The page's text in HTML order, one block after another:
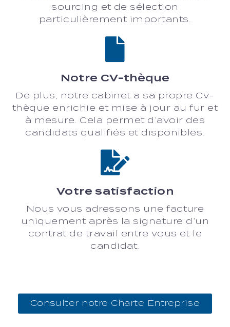
sourcing et de sélection
particulièrement importants.
Notre CV-thèque
De plus, notre cabinet a sa propre Cv-
thèque enrichie et mise à jour au fur et
à mesure. Cela permet d’avoir des
candidats qualifiés et disponibles.
Votre satisfaction
Nous vous adressons une facture
uniquement après la signature d’un
contrat de travail entre vous et le
candidat.
Consulter notre Charte Entreprise